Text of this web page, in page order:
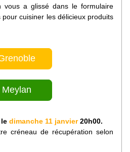
vous a glissé dans le formulaire
cuisiner les délicieux produits
Meylan
dimanche 11 janvier 20h00.
créneau de récupération selon